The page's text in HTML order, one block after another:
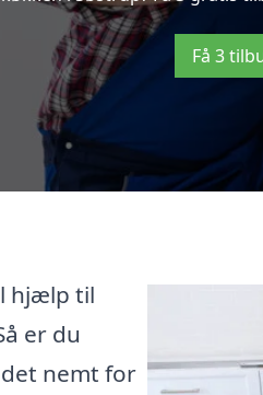
Få 3
hjælp til
er du
nemt for